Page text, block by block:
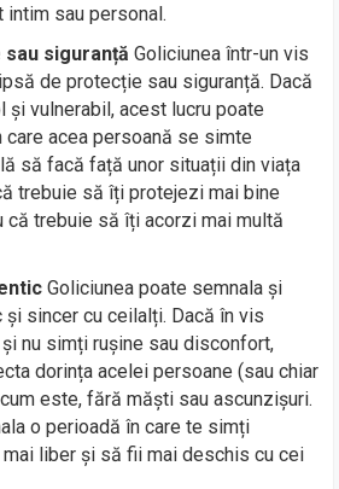
sau personal.
siguranță Goliciunea într-un vis
de protecție sau siguranță. Dacă
vulnerabil, acest lucru poate
care acea persoană se simte
să facă față unor situații din viața
trebuie să îți protejezi mai bine
că trebuie să îți acorzi mai multă
Goliciunea poate semnala și
sincer cu ceilalți. Dacă în vis
nu simți rușine sau disconfort,
dorința acelei persoane (sau chiar
este, fără măști sau ascunzișuri.
o perioadă în care te simți
liber și să fii mai deschis cu cei